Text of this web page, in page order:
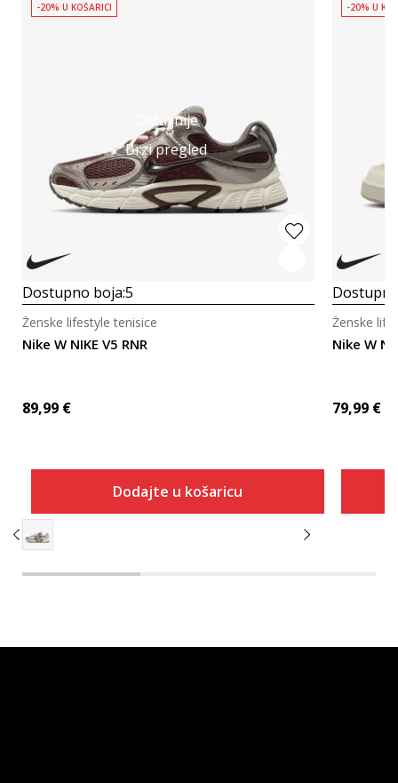
Detaljnije
Brzi pregled
-20% U KOŠARICI
Dostupno boja:5
Nike W NIKE V5 RNR
Ženske lifestyle tenisice
89,99 €
Dodajte u košaricu
-20% U
Nike W
Ženske
79,99 €